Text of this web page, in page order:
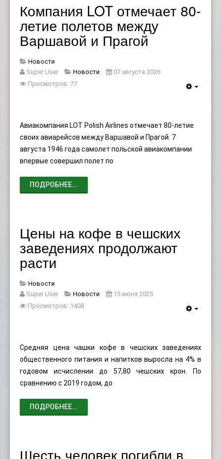
Компания LOT отмечает 80-
летие полетов между
Варшавой и Прагой
Новости
Super User
Новости
07 августа 2026
Просмотров: 77
Авиакомпания LOT Polish Airlines отмечает 80-летие
своих авиарейсов между Варшавой и Прагой. 7
августа 1946 года самолет польской авиакомпании
впервые совершил полет по
ПОДРОБНЕЕ...
Цены на кофе в чешских
заведениях продолжают
расти
Новости
Super User
Новости
15 июня 2025
Просмотров: 1408
Средняя цена чашки кофе в чешских заведениях
общественного питания и напитков выросла на 4% в
годовом исчислении до 57,80 чешских крон. По
сравнению с 2019 годом, до
ПОДРОБНЕЕ...
Шесть человек погибли в